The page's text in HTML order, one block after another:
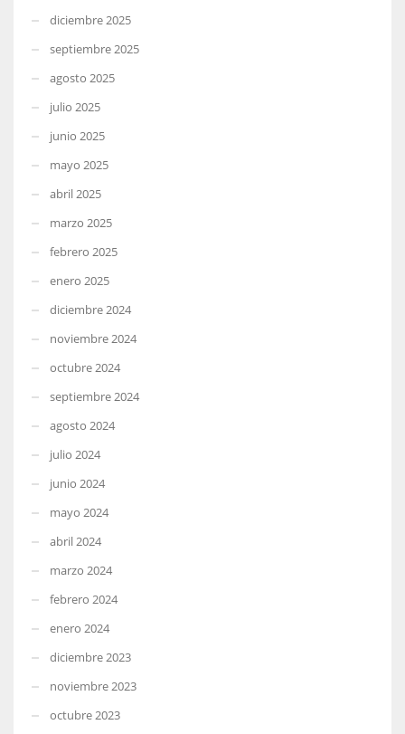
diciembre 2025
septiembre 2025
agosto 2025
julio 2025
junio 2025
mayo 2025
abril 2025
marzo 2025
febrero 2025
enero 2025
diciembre 2024
noviembre 2024
octubre 2024
septiembre 2024
agosto 2024
julio 2024
junio 2024
mayo 2024
abril 2024
marzo 2024
febrero 2024
enero 2024
diciembre 2023
noviembre 2023
octubre 2023